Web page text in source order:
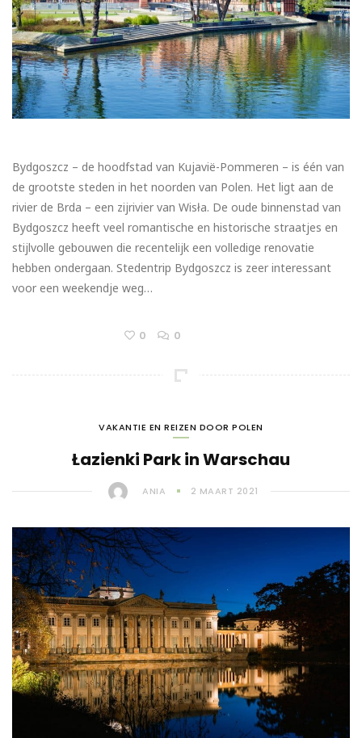
Bydgoszcz – de hoodfstad van Kujavië-Pommeren – is één van
de grootste steden in het noorden van Polen. Het ligt aan de
rivier de Brda – een zijrivier van Wisła. De oude binnenstad van
Bydgoszcz heeft veel romantische en historische straatjes en
stijlvolle gebouwen die recentelijk een volledige renovatie
hebben ondergaan. Stedentrip Bydgoszcz is zeer interessant
voor een weekendje weg…
0 0
VAKANTIE EN REIZEN DOOR POLEN
Łazienki Park in Warschau
ANIA 2 MAART 2021